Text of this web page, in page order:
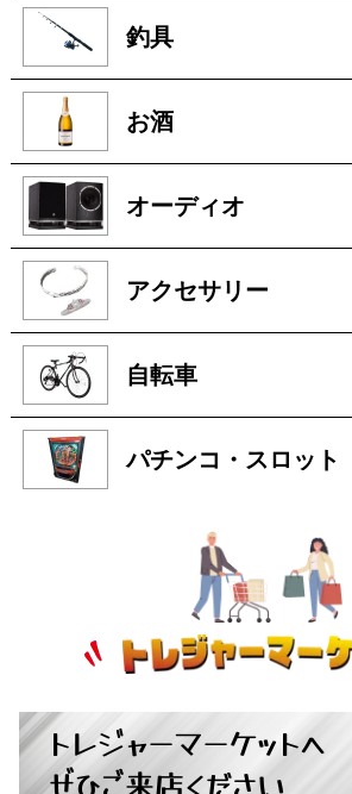
釣具
お酒
オーディオ
アクセサリー
自転車
パチンコ・スロット
トレジャーマーケットへ
ぜひご来店ください